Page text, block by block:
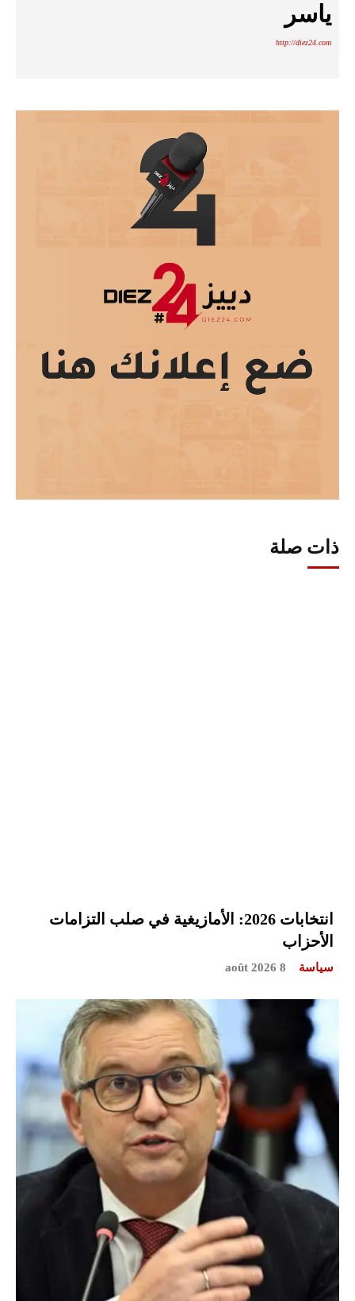
ذات صلة
انتخابات 2026: الأمازيغية في صلب التزامات
الأحزاب
سياسة 8 août 2026
ياسر
http://diez24.com